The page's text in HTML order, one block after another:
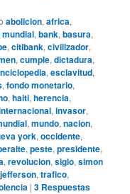
abolicion,africa,
,bank,basura,
,citibank,civilizador,
,cumple,dictadura,
,esclavitud,
,fondo monetario,
,haiti,herencia,
,invasor,
,mundo,nacion,
york,occidente,
,peste,presidente,
,revolucion,siglo,simon
,trafico,
|3 Respuestas